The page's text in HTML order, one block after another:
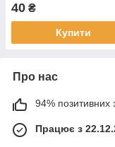
40 ₴
Купити
Про нас
94% позитивних
Працює з